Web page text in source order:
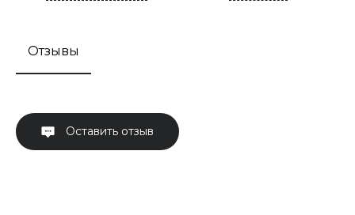
Отзывы
Оставить отзыв